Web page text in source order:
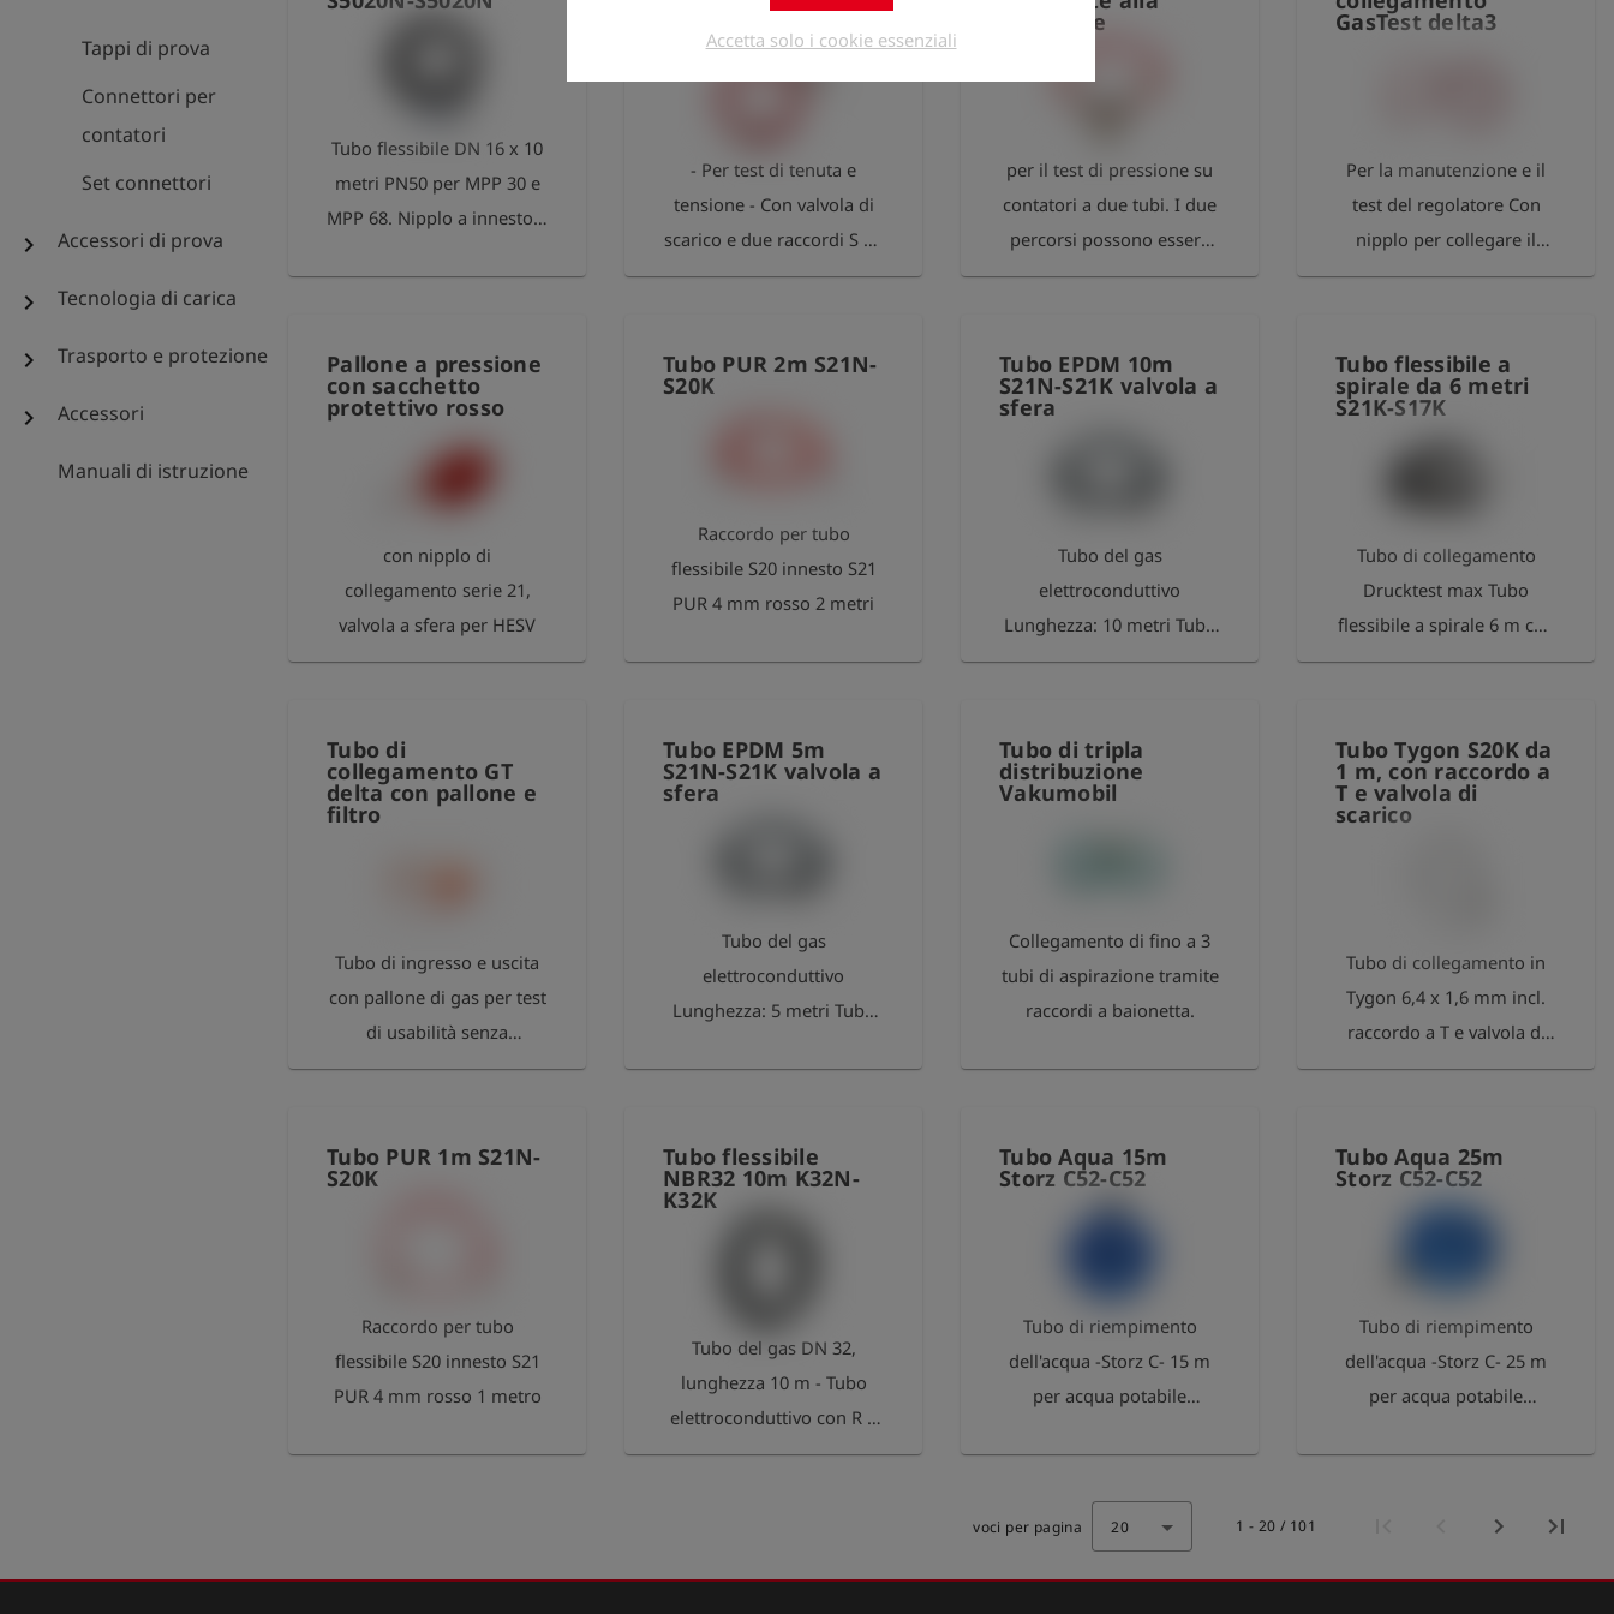
Accetta solo i cookie essenziali
Tappi di prova
Connettori per
contatori
Set connettori
chevron_right Accessori di prova
chevron_right Tecnologia di carica
chevron_right Trasporto e protezione
chevron_right Accessori
Manuali di istruzione
gas. Sul lato di uscita sono
presenti due tubi flessibili
con raccordi S20 per la
rosso, riduttore di
pressione 50 mbar
integrato) e per la
pressione (tubo nero) in
OLLI.
l'altro lato con nipplo
bar Intervallo di
fino a 95 °C Raggio di
curvatura 408 mm
Rivestimento interno in
NBR
l'altro lato con nipplo
fino a 95 °C Raggio di
curvatura 408
Rivestimento interno in
NBR
Tubo flessibile DN 16 x 10
metri PN50 per MPP 30 e
MPP 68. Nipplo a innesto e
- Per test di tenuta e
tensione - Con valvola di
scarico e due raccordi S 20
per il collegamento della
pressione - connettore
pressione
per il test di pressione su
contatori a due tubi. I due
percorsi possono essere
bloccati separatamente da
GasTest delta3
Per la manutenzione e il
test del regolatore Con
nipplo per collegare il
pallone di pressione della
prova manuale.
Pallone a pressione
con sacchetto
protettivo rosso
con nipplo di
collegamento serie 21,
valvola a sfera per HESV
Tubo PUR 2m S21N-
S20K
Raccordo per tubo
flessibile S20 innesto S21
PUR 4 mm rosso 2 metri
Tubo EPDM 10m
S21N-S21K valvola a
sfera
Tubo del gas
elettroconduttivo
Lunghezza: 10 metri Tubo
da 10 metri, con nipplo
Altamente flessibile, ID 8
mm con spessore della
Tubo flessibile a
spirale da 6 metri
S21K-S17K
Tubo di collegamento
Drucktest max Tubo
flessibile a spirale 6 m con
2 raccordi, Serie 17 e serie
Tubo di
collegamento GT
delta con pallone e
filtro
Tubo di ingresso e uscita
con pallone di gas per test
di usabilità senza
fluttuazioni di pressione
Tubo EPDM 5m
S21N-S21K valvola a
sfera
Tubo del gas
elettroconduttivo
Lunghezza: 5 metri Tubo
Altamente flessibile, ID 8
mm con spessore della
Tubo di tripla
distribuzione
Vakumobil
Collegamento di fino a 3
tubi di aspirazione tramite
raccordi a baionetta.
Tubo Tygon S20K da
1 m, con raccordo a
T e valvola di
scarico
Tubo di collegamento in
Tygon 6,4 x 1,6 mm incl.
raccordo a T e valvola di
scarico
Tubo PUR 1m S21N-
S20K
Raccordo per tubo
flessibile S20 innesto S21
PUR 4 mm rosso 1 metro
Tubo flessibile
NBR32 10m K32N-
K32K
Tubo del gas DN 32,
lunghezza 10 m - Tubo
elettroconduttivo con R <
10^6 Ohm, dotato di
Tubo Aqua 15m
Storz C52-C52
Tubo di riempimento
dell'acqua -Storz C- 15 m
per acqua potabile
Tubo Aqua 25m
Storz C52-C52
Tubo di riempimento
dell'acqua -Storz C- 25 m
per acqua potabile
voci per pagina 20 1 - 20 / 101